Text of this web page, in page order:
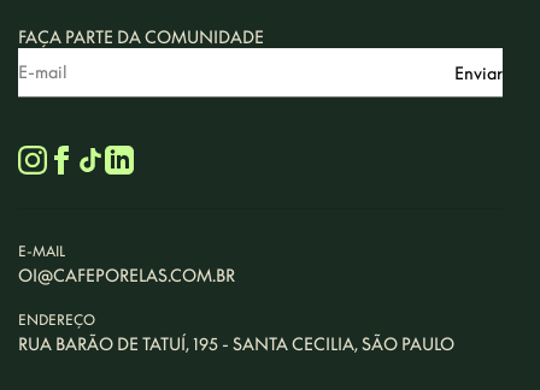
FAÇA PARTE DA COMUNIDADE
E-MAIL
OI@CAFEPORELAS.COM.BR
ENDEREÇO
RUA BARÃO DE TATUÍ, 195 - SANTA CECILIA, SÃO PAULO